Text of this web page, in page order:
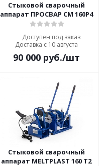
Стыковой сварочный
аппарат ПРОСВАР СМ 160Р4
Доступен под заказ
Доставка с 10 августа
90 000руб./шт
Стыковой сварочный
аппарат MELTPLAST 160 T2